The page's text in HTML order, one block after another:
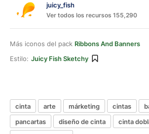
juicy_fish
Ver todos los recursos 155,290
Más iconos del pack Ribbons And Banners
Estilo: Juicy Fish Sketchy
cinta arte márketing cintas
pancartas
diseño de cinta
cinta